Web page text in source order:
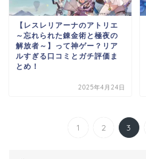
【レスレリアーナのアトリエ
～忘れられた錬金術と極夜の
解放者～】って神ゲー？リア
ルすぎる口コミとガチ評価ま
とめ！
2025年4月24日
1 2 3